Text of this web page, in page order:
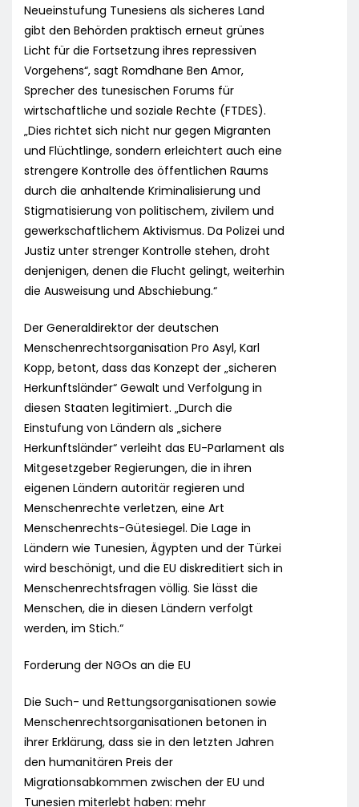
Neueinstufung Tunesiens als sicheres Land
gibt den Behörden praktisch erneut grünes
Licht für die Fortsetzung ihres repressiven
Vorgehens“, sagt Romdhane Ben Amor,
Sprecher des tunesischen Forums für
wirtschaftliche und soziale Rechte (FTDES).
„Dies richtet sich nicht nur gegen Migranten
und Flüchtlinge, sondern erleichtert auch eine
strengere Kontrolle des öffentlichen Raums
durch die anhaltende Kriminalisierung und
Stigmatisierung von politischem, zivilem und
gewerkschaftlichem Aktivismus. Da Polizei und
Justiz unter strenger Kontrolle stehen, droht
denjenigen, denen die Flucht gelingt, weiterhin
die Ausweisung und Abschiebung.“
Der Generaldirektor der deutschen
Menschenrechtsorganisation Pro Asyl, Karl
Kopp, betont, dass das Konzept der „sicheren
Herkunftsländer“ Gewalt und Verfolgung in
diesen Staaten legitimiert. „Durch die
Einstufung von Ländern als „sichere
Herkunftsländer“ verleiht das EU-Parlament als
Mitgesetzgeber Regierungen, die in ihren
eigenen Ländern autoritär regieren und
Menschenrechte verletzen, eine Art
Menschenrechts-Gütesiegel. Die Lage in
Ländern wie Tunesien, Ägypten und der Türkei
wird beschönigt, und die EU diskreditiert sich in
Menschenrechtsfragen völlig. Sie lässt die
Menschen, die in diesen Ländern verfolgt
werden, im Stich.“
Forderung der NGOs an die EU
Die Such- und Rettungsorganisationen sowie
Menschenrechtsorganisationen betonen in
ihrer Erklärung, dass sie in den letzten Jahren
den humanitären Preis der
Migrationsabkommen zwischen der EU und
Tunesien miterlebt haben: mehr